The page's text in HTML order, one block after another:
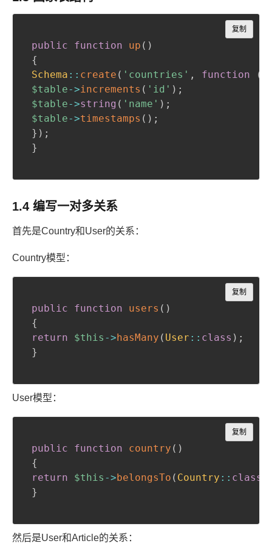
public function up ( )
{
Schema :: create ( 'countries' , function (
$table->increments ( 'id' ) ;
$table->string ( 'name' ) ;
$table->timestamps ( ) ;
} ) ;
}
复制
Copy
1.4 编写一对多关系
首先是Country和User的关系：
Country模型：
public function users ( )
{
return
$this ->hasMany ( User :: class ) ;
}
复制
Copy
User模型：
public function country ( )
{
return
$this ->belongsTo ( Country :: class
}
复制
Copy
然后是User和Article的关系：